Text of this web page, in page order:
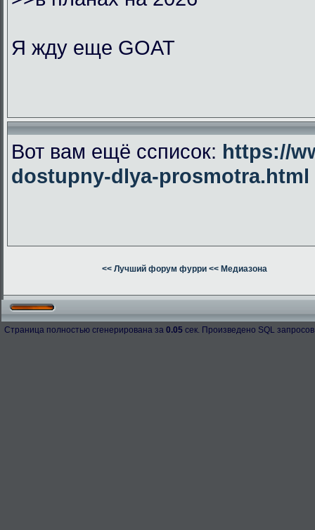
Я жду еще GOAT
Вот вам ещё ссписок: https://
dostupny-dlya-prosmotra.html
<< Лучший форум фурри << Медиазона
Страница полностью сгенерирована за 0.05 сек. Произведено SQL